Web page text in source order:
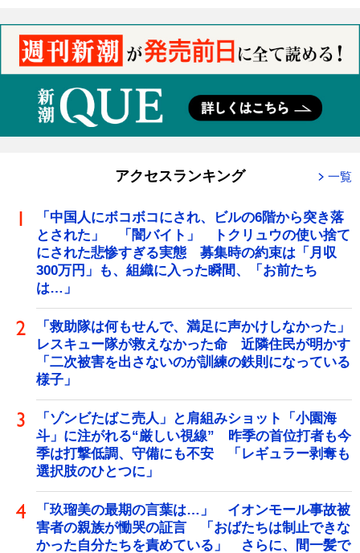
アクセスランキング 一覧
「中国人にボコボコにされ、ビルの6階から突き落
とされた」 「闇バイト」 トクリュウの使い捨て
にされた悲惨すぎる実態 募集時の約束は「月収
300万円」も、組織に入った瞬間、「お前たち
は…」
「救助隊は何もせんで、満足に声かけしなかった」
レスキュー隊が救えなかった命 近隣住民が明かす
「二次被害を出さないのが訓練の鉄則になっている
様子」
「ゾンビたばこ売人」と肩組みショット「小園海
斗」に注がれる“厳しい視線” 昨季の首位打者も今
季は打撃低調、守備にも不安 「レギュラー剥奪も
選択肢のひとつに」
「玖瑠美の最期の言葉は…」 イオンモール事故被
害者の親族が慟哭の証言 「おばたちは制止できな
かった自分たちを責めている」 さらに、間一髪で